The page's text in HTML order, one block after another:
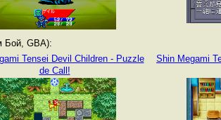
Бой, GBA):
Tensei Devil Children - Puzzle
de Call!
Shin Megami